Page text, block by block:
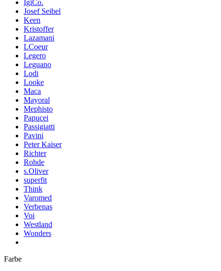
IgiCo.
Josef Seibel
Keen
Kristoffer
Lazamani
LCoeur
Legero
Leguano
Lodi
Looke
Maca
Mayoral
Mephisto
Papucei
Passigiatti
Pavini
Peter Kaiser
Richter
Rohde
s.Oliver
superfit
Think
Varomed
Verbenas
Voi
Westland
Wonders
Farbe